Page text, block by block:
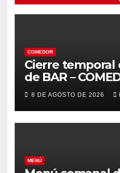
COMEDOR
Cierre temporal
de BAR –
8 DE AGOSTO DE 2026
MENÚ